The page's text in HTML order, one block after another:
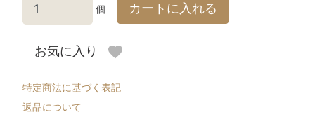
個 カートに入れる
お気に入り
特定商法に基づく表記
返品について